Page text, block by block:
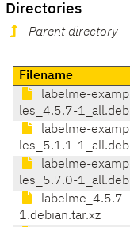
Directories
Parent directory
Filename
labelme-examp
les_4.5.7-1_all.deb
labelme-examp
les_5.1.1-1_all.deb
labelme-examp
les_5.7.0-1_all.deb
labelme_4.5.7-
1.debian.tar.xz